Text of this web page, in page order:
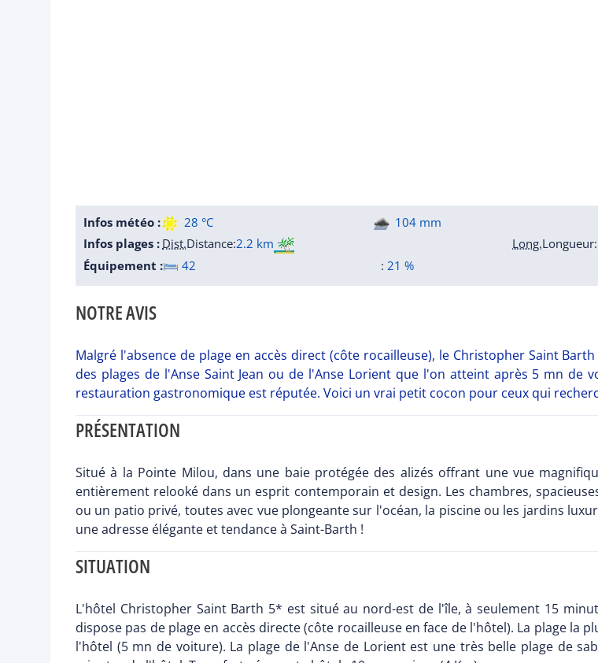
Infos météo : 28 °C 104 mm
Infos plages : Dist.Distance:2.2 km Long.Longueur:
Équipement :
42 :21 %
NOTRE AVIS
Malgré l'absence de plage en accès direct (côte rocailleuse), le Christopher Saint
des plages de l'Anse Saint Jean ou de l'Anse Lorient que l'on atteint après 5 mn de
restauration gastronomique est réputée. Voici un vrai petit cocon pour ceux qui
PRÉSENTATION
Situé à la Pointe Milou, dans une baie protégée des alizés offrant une vue
entièrement relooké dans un esprit contemporain et design. Les chambres,
ou un patio privé, toutes avec vue plongeante sur l'océan, la piscine ou les jardins
une adresse élégante et tendance à Saint-Barth !
SITUATION
L'hôtel Christopher Saint Barth 5* est situé au nord-est de l'île, à seulement 15
dispose pas de plage en accès directe (côte rocailleuse en face de l'hôtel). La plage la
l'hôtel (5 mn de voiture). La plage de l'Anse de Lorient est une très belle plage de